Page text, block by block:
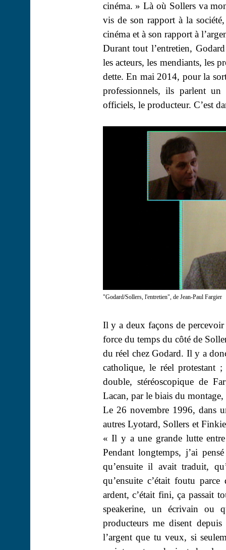
cinéma. » Là où Sollers va
vis de son rapport à la
cinéma et à son rapport à
Durant tout l’entretien,
les acteurs, les mendiants, les
dette. En mai 2014, pour la
professionnels, ils parlent
officiels, le producteur. C’est
"Godard/Sollers, l'entretien", de Jean-Paul Fargier
Il y a deux façons de
force du temps du côté de
du réel chez Godard. Il y a
catholique, le réel protestant
double, stéréoscopique de
Lacan, par le biais du
Le 26 novembre 1996, dans
autres Lyotard, Sollers et
« Il y a une grande lutte
Pendant longtemps, j’ai
qu’ensuite il avait traduit,
qu’ensuite c’était foutu
ardent, c’était fini, ça passait
speakerine, un écrivain ou
producteurs me disent
l’argent que tu veux, si